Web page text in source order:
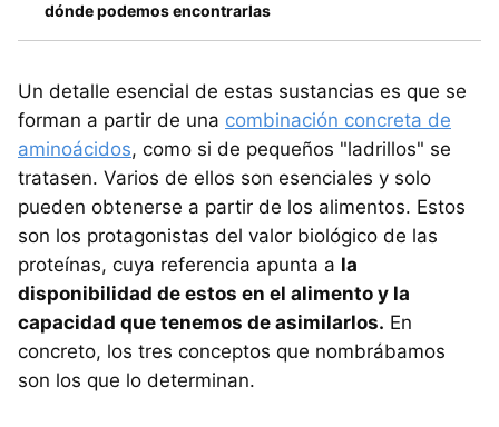
dónde podemos encontrarlas
Un detalle esencial de estas sustancias es que se
forman a partir de una combinación concreta de
aminoácidos, como si de pequeños "ladrillos" se
tratasen. Varios de ellos son esenciales y solo
pueden obtenerse a partir de los alimentos. Estos
son los protagonistas del valor biológico de las
proteínas, cuya referencia apunta a la
disponibilidad de estos en el alimento y la
capacidad que tenemos de asimilarlos. En
concreto, los tres conceptos que nombrábamos
son los que lo determinan.